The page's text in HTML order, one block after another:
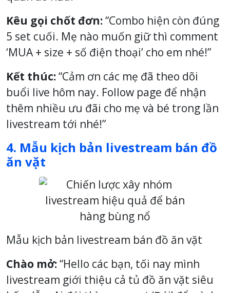
Kêu gọi chốt đơn:“Combo hiện còn đúng
5 set cuối. Mẹ nào muốn giữ thì comment
‘MUA + size + số điện thoại’ cho em nhé!”
Kết thúc:“Cảm ơn các mẹ đã theo dõi
buổi live hôm nay. Follow page để nhận
thêm nhiều ưu đãi cho mẹ và bé trong lần
livestream tới nhé!”
4. Mẫu kịch bản livestream bán đồ
ăn vặt
Mẫu kịch bản livestream bán đồ ăn vặt
Chào mở:“Hello các bạn, tối nay mình
livestream giới thiệu cả tủ đồ ăn vặt siêu